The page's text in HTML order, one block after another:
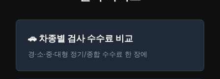
🚗 차종별 검사 수수료 비교
경·소·중·대형 정기/종합 수수료 한 장에